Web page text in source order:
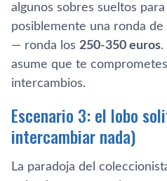
algunos sobres sueltos
posiblemente una ronda
— ronda los 250-350 euros.
asume que te
intercambios.
Escenario 3: el lobo
intercambiar nada)
La paradoja del